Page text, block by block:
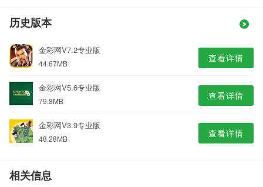
历史版本
金彩网V7.2专业版
44.67MB 查看详情
金彩网V5.6专业版
79.8MB 查看详情
金彩网V3.9专业版
48.28MB 查看详情
相关信息